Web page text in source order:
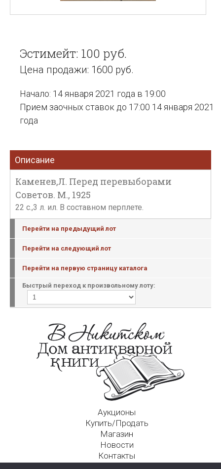
Эстимейт: 100 руб.
Цена продажи: 1600 руб.
Начало: 14 января 2021 года в 19:00
Прием заочных ставок до 17:00 14 января 2021
года
Описание
Каменев,Л. Перед перевыборами
Советов. М., 1925
22 c.,3 л. ил. В составном перплете.
Перейти на предыдущий лот
Перейти на следующий лот
Перейти на первую страницу каталога
Быстрый переход к произвольному лоту:
Аукционы
Купить/Продать
Магазин
Новости
Контакты